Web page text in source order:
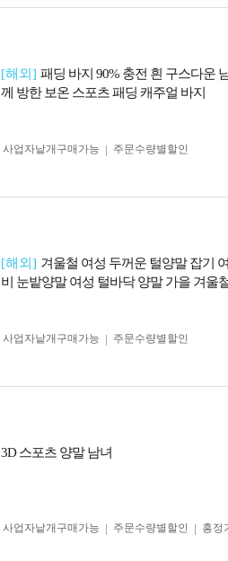
[해외] 패딩 바지 90% 충전 흰 구스다운
께 방한 보온 스포츠 패딩 캐주얼 바지
사업자 낱개구매가능 주문수량별할인
[해외] 겨울철 여성 두꺼운 털양말 잡기
비 눈밭양말 여성 털바닥 양말 가을 겨울
사업자 낱개구매가능 주문수량별할인
3D 스포츠 양말 남녀
사업자 낱개구매가능
주문수량별할인 흥정